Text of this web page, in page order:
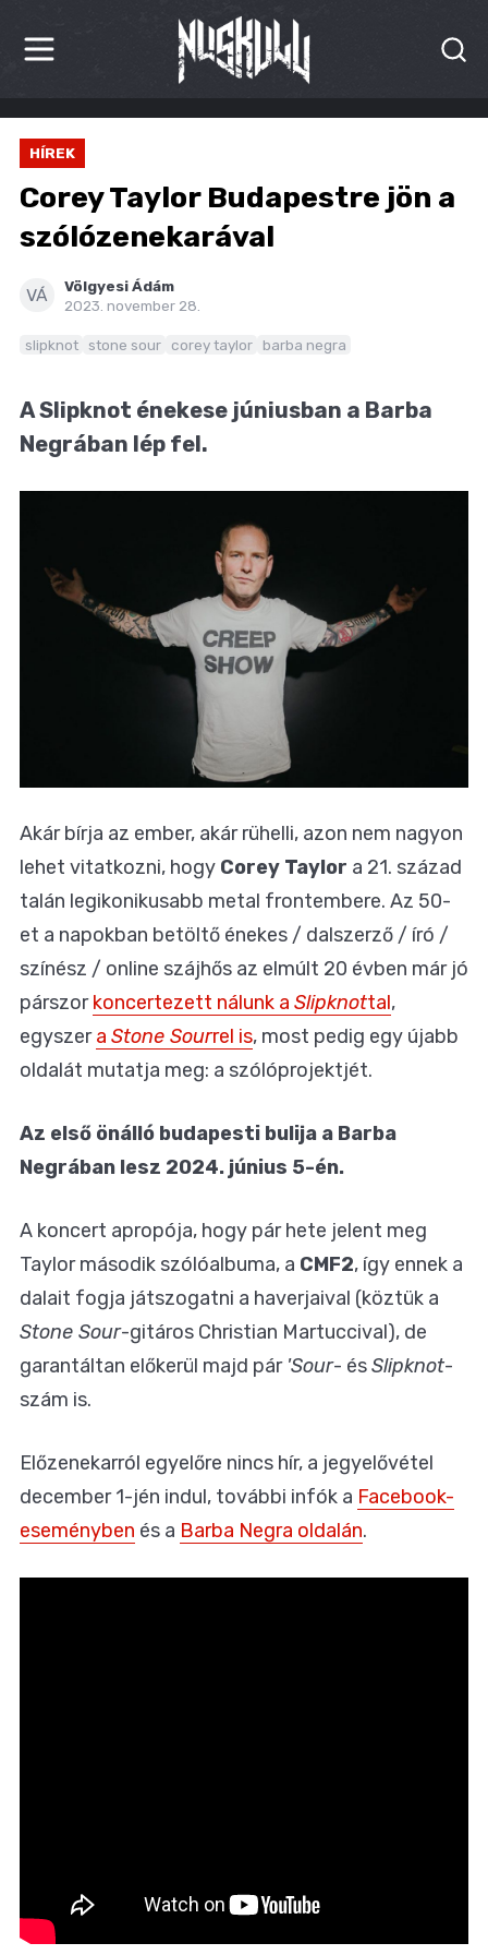
HÍREK
KRITIKÁK
BESZÁMOLÓK
MÁSVILÁG
HÍREK
Corey Taylor Budapestre jön a
szólózenekarával
VÁ
Völgyesi Ádám
2023. november 28.
slipknot stone sour corey taylor barba negra
A Slipknot énekese júniusban a Barba
Negrában lép fel.
Akár bírja az ember, akár rühelli, azon nem nagyon
lehet vitatkozni, hogy Corey Taylor a 21. század
talán legikonikusabb metal frontembere. Az 50-
et a napokban betöltő énekes / dalszerző / író /
színész / online szájhős az elmúlt 20 évben már jó
párszorkoncertezett nálunk a Slipknottal,
egyszera Stone Sourrel is, most pedig egy újabb
oldalát mutatja meg: a szólóprojektjét.
Az első önálló budapesti bulija a Barba
Negrában lesz 2024. június 5-én.
A koncert apropója, hogy pár hete jelent meg
Taylor második szólóalbuma, a CMF2, így ennek a
dalait fogja játszogatni a haverjaival (köztük a
Stone Sour-gitáros Christian Martuccival), de
garantáltan előkerül majd pár 'Sour- ésSlipknot-
szám is.
Előzenekarról egyelőre nincs hír, a jegyelővétel
december 1-jén indul, további infók a Facebook-
eseményben és a Barba Negra oldalán.